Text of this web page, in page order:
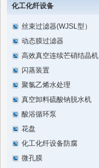
化工化纤设备
丝束过滤器(WJSL型）
动态膜过滤器
高效真空连续芒硝结晶机
闪蒸装置
聚氯乙烯水处理
真空卸料硫酸钠脱水机
酸浴循环泵
花盘
化工化纤设备防腐
微孔膜